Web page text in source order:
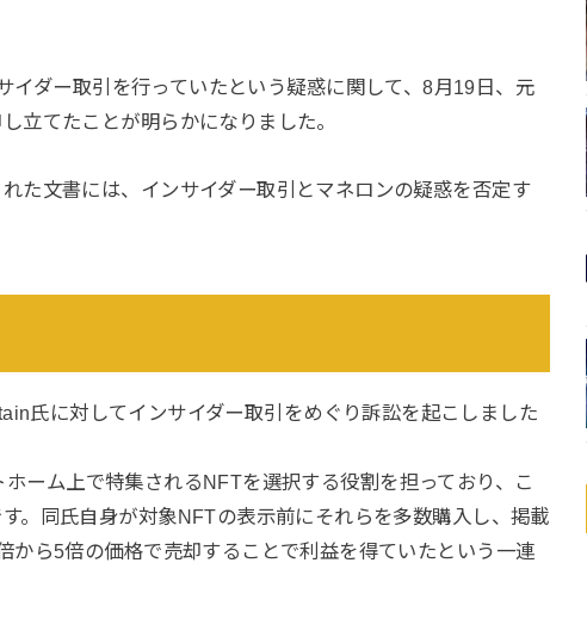
イダー取引を行っていたという疑惑に関して、8月19日、元
立てたことが明らかになりました。
た文書には、インサイダー取引とマネロンの疑惑を否定す
氏に対してインサイダー取引をめぐり訴訟を起こしました
ーム上で特集されるNFTを選択する役割を担っており、こ
。同氏自身が対象NFTの表示前にそれらを多数購入し、掲載
から5倍の価格で売却することで利益を得ていたという一連